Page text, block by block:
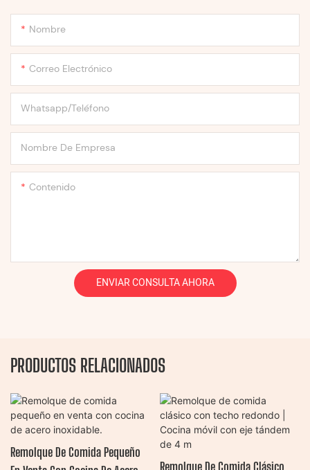
Nombre
Correo Electrónico
Whatsapp/Teléfono
Nombre De Empresa
Contenido
ENVIAR CONSULTA AHORA
PRODUCTOS RELACIONADOS
Remolque De Comida Pequeño
Remolque De Comida Clásico